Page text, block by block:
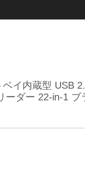
イ内蔵型 USB
ーダー 22-in-1 ブ